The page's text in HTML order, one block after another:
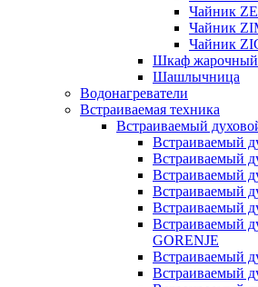
Чайник
Чайник
Чайник
Шкаф жарочный
Шашлычница
Водонагреватели
Встраиваемая техника
Встраиваемый
Встраиваемый
Встраиваемый
Встраиваемый
Встраиваемый
Встраиваемый
Встраиваемый
GORENJE
Встраиваемый
Встраиваемый